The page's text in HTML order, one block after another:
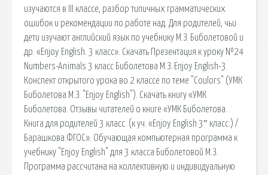
изучаются в III классе, разбор типичных грамматических
ошибок и рекомендации по работе над. Для родителей, чьи
дети изучают английский язык по учебнику М.З. Биболетовой и
др. «Enjoy English. 3 класс». Скачать Презентация к уроку №24
Numbers-Animals 3 класс Биболетова М.З. Enjoy English-3.
Конспект открытого урока во 2 классе по теме "Coulors" (УМК
Биболетова М.З. "Enjoy English"). Скачать книгу «УМК
Биболетова. Отзывы читателей о книге «УМК Биболетова.
Книга для родителей 3 класс. (к уч. «Enjoy English 3″ класс.) /
Барашкова.ФГОС». Обучающая компьютерная программа к
учебнику "Enjoy English" для 3 класса Биболетовой М.З.
Программа рассчитана на коллективную и индивидуальную